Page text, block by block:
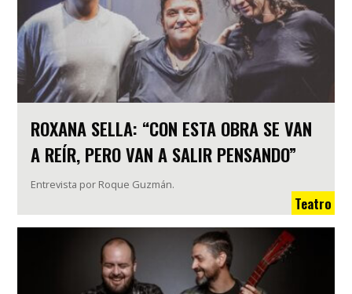
ROXANA SELLA: “CON ESTA OBRA SE VAN
A REÍR, PERO VAN A SALIR PENSANDO”
Entrevista por Roque Guzmán.
Teatro